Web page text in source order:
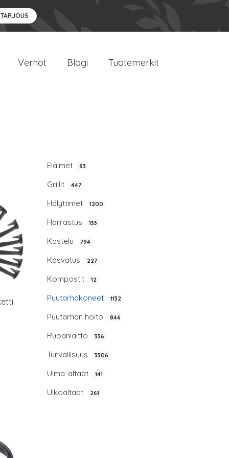
Verhot Blogi Tuotemerkit
Eläimet 83
Grillit 447
Hälyttimet 1200
Harrastus 133
Kastelu 794
Kasvatus 227
Kompostit 12
Puutarhakoneet 1132
Puutarhan hoito 846
Ruoanlaitto 336
Turvallisuus 3306
Uima-altaat 141
Ulkoaltaat 261